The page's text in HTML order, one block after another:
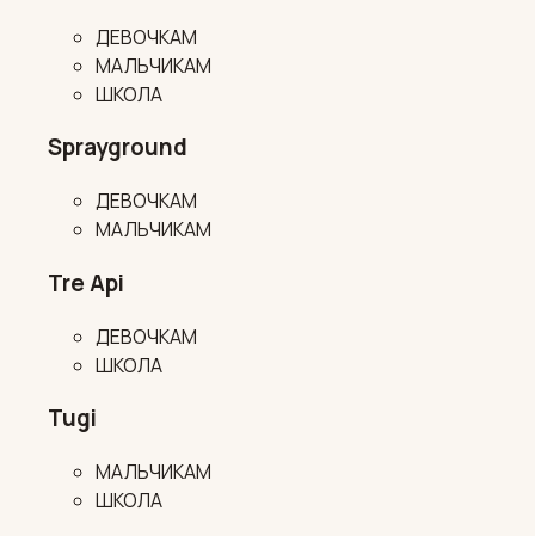
ДЕВОЧКАМ
МАЛЬЧИКАМ
ШКОЛА
Sprayground
ДЕВОЧКАМ
МАЛЬЧИКАМ
Tre Api
ДЕВОЧКАМ
ШКОЛА
Tugi
МАЛЬЧИКАМ
ШКОЛА